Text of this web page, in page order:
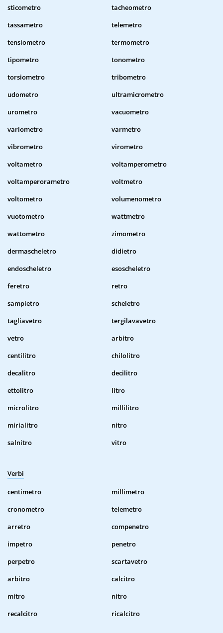
sticometro
tacheometro
tassametro
telemetro
tensiometro
termometro
tipometro
tonometro
torsiometro
tribometro
udometro
ultramicrometro
urometro
vacuometro
variometro
varmetro
vibrometro
virometro
voltametro
voltamperometro
voltamperorametro
voltmetro
voltometro
volumenometro
vuotometro
wattmetro
wattometro
zimometro
dermascheletro
didietro
endoscheletro
esoscheletro
feretro
retro
sampietro
scheletro
tagliavetro
tergilavavetro
vetro
arbitro
centilitro
chilolitro
decalitro
decilitro
ettolitro
litro
microlitro
millilitro
mirialitro
nitro
salnitro
vitro
Verbi
centimetro
millimetro
cronometro
telemetro
arretro
compenetro
impetro
penetro
perpetro
scartavetro
arbitro
calcitro
mitro
nitro
recalcitro
ricalcitro